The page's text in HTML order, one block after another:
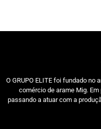
O GRUPO ELITE foi fundado no
comércio de arame Mig.
passando a atuar com a